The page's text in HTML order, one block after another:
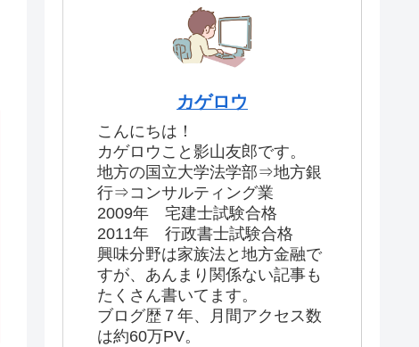
カゲロウ
こんにちは！
カゲロウこと影山友郎です。
地方の国立大学法学部⇒地方銀
行⇒コンサルティング業
2009年 宅建士試験合格
2011年 行政書士試験合格
興味分野は家族法と地方金融で
すが、あんまり関係ない記事も
たくさん書いてます。
ブログ歴７年、月間アクセス数
は約60万PV。